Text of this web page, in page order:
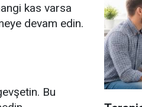
kas varsa
devam edin.
Bu